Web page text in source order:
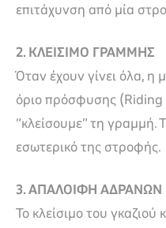
επιτάχυνση από μία
2. ΚΛΕΙΣΙΜΟ ΓΡΑΜΜΗΣ
Όταν έχουν γίνει όλα, η
όριο πρόσφυσης (Riding
“κλείσουμε” τη γραμμή.
εσωτερικό της στροφής.
3. ΑΠΑΛΟΙΦΗ ΑΔΡΑΝΩΝ
Το κλείσιμο του γκαζιού